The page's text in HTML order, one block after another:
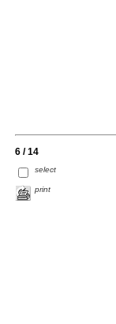
6 / 14
select
print